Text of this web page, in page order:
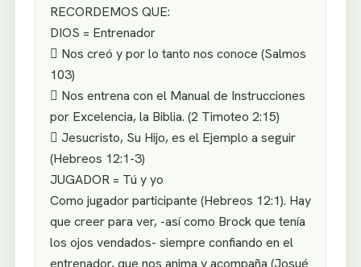
RECORDEMOS QUE:
DIOS = Entrenador
 Nos creó y por lo tanto nos conoce (Salmos
103)
 Nos entrena con el Manual de Instrucciones
por Excelencia, la Biblia. (2 Timoteo 2:15)
 Jesucristo, Su Hijo, es el Ejemplo a seguir
(Hebreos 12:1-3)
JUGADOR = Tú y yo
Como jugador participante (Hebreos 12:1). Hay
que creer para ver, -así como Brock que tenía
los ojos vendados- siempre confiando en el
entrenador, que nos anima y acompaña (Josué